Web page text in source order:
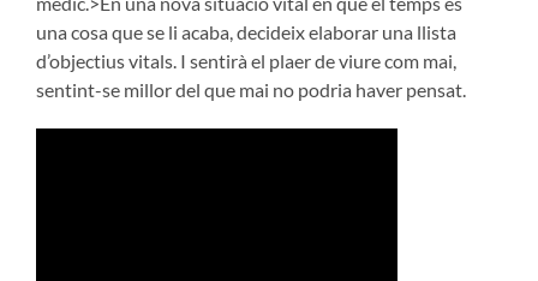
una cosa que se li acaba, decideix elaborar una llista
d’objectius vitals. I sentirà el plaer de viure com mai,
sentint-se millor del que mai no podria haver pensat.